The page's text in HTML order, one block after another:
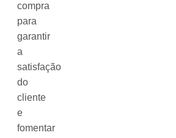
compra
para
garantir
a
satisfação
do
cliente
e
fomentar